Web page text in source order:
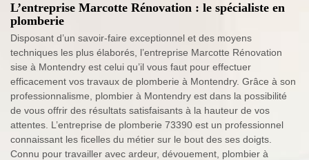
L’entreprise Marcotte Rénovation : le spécialiste en
plomberie
Disposant d’un savoir-faire exceptionnel et des moyens
techniques les plus élaborés, l’entreprise Marcotte Rénovation
sise à Montendry est celui qu’il vous faut pour effectuer
efficacement vos travaux de plomberie à Montendry. Grâce à son
professionnalisme, plombier à Montendry est dans la possibilité
de vous offrir des résultats satisfaisants à la hauteur de vos
attentes. L’entreprise de plomberie 73390 est un professionnel
connaissant les ficelles du métier sur le bout des ses doigts.
Connu pour travailler avec ardeur, dévouement, plombier à